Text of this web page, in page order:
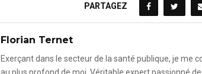
PARTAGEZ
Florian Ternet
Exerçant dans le secteur de la santé publique, je me